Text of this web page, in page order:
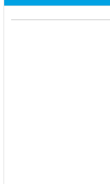
UBND XÃ PHÚ LÝ